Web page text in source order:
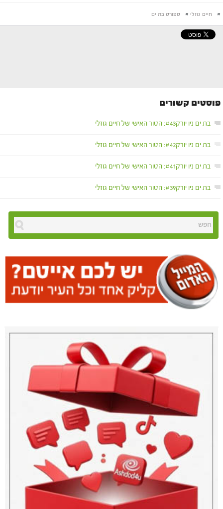
# חיים גוזלי # ספורט בת ים
פוסטים קשורים
בת ים ניו יורק#43: הטור האישי של חיים גוזלי
בת ים ניו יורק#42: הטור האישי של חיים גוזלי
בת ים ניו יורק#41: הטור האישי של חיים גוזלי
בת ים ניו יורק#39: הטור האישי של חיים גוזלי